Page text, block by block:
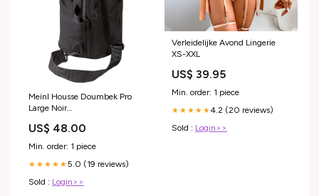
Meinl Housse Doumbek Pro
Large Noir
US$ 48.00
Min. order: 1 piece
★★★★★5.0 (19 reviews)
Sold : Login>>
Verleidelijke Avond Lingerie
XS-XXL
US$ 39.95
Min. order: 1 piece
★★★★★4.2 (20 reviews)
Sold : Login>>